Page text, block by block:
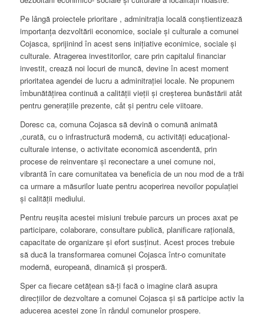
Pe lângă proiectele prioritare , adminitrația locală conștientizează
importanța dezvoltării economice, sociale și culturale a comunei
Cojasca, sprijinind în acest sens inițiative econimice, sociale și
culturale. Atragerea investitorilor, care prin capitalul financiar
investit, crează noi locuri de muncă, devine în acest moment
prioritatea agendei de lucru a adminitrației locale. Ne propunem
îmbunătățirea continuă a calității vieții și creșterea bunăstării atât
pentru generațiile prezente, cât și pentru cele viitoare.
Doresc ca, comuna Cojasca să devină o comună animată
,curată, cu o infrastructură modernă, cu activități educațional-
culturale intense, o activitate economică ascendentă, prin
procese de reinventare și reconectare a unei comune noi,
vibrantă în care comunitatea va beneficia de un nou mod de a trăi
ca urmare a măsurilor luate pentru acoperirea nevoilor populației
și calității mediului.
Pentru reușita acestei misiuni trebuie parcurs un proces axat pe
participare, colaborare, consultare publică, planificare rațională,
capacitate de organizare și efort susținut. Acest proces trebuie
să ducă la transformarea comunei Cojasca într-o comunitate
modernă, europeană, dinamică și prosperă.
Sper ca fiecare cetățean să-ți facă o imagine clară asupra
direcțiilor de dezvoltare a comunei Cojasca și să participe activ la
aducerea acestei zone în rândul comunelor prospere.